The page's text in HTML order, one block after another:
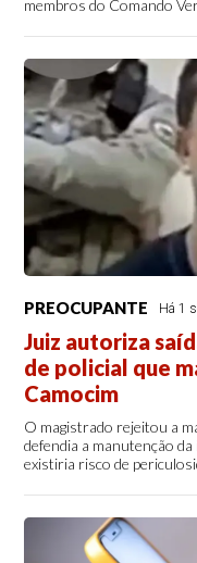
membros do Comando
PREOCUPANTE Há 1
Juiz autoriza
de policial que
Camocim
O magistrado rejeitou a
defendia a manutenção
existiria risco de